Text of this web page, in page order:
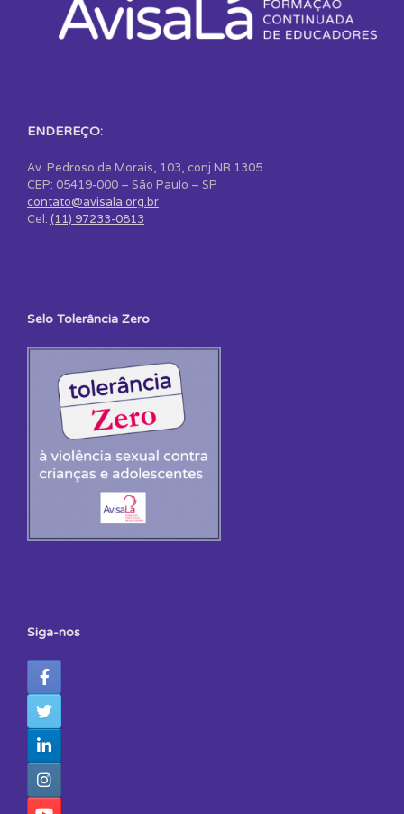
ENDEREÇO:
Av. Pedroso de Morais, 103, conj NR 1305
CEP: 05419-000 – São Paulo – SP
contato@avisala.org.br
Cel: (11) 97233-0813
Selo Tolerância Zero
Siga-nos